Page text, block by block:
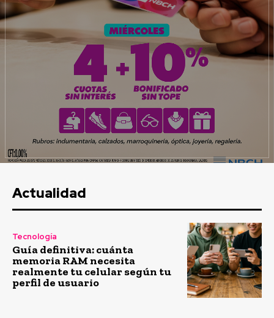
Actualidad
Tecnología
Guía definitiva: cuánta
memoria RAM necesita
realmente tu celular según tu
perfil de usuario